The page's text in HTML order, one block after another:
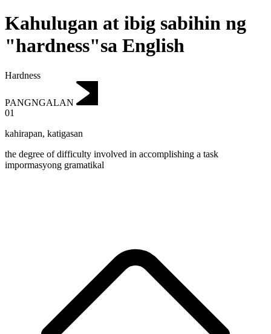
Kahulugan at ibig sabihin ng
"hardness"sa English
Hardness
PANGNGALAN
01
kahirapan, katigasan
the degree of difficulty involved in accomplishing a task
impormasyong gramatikal